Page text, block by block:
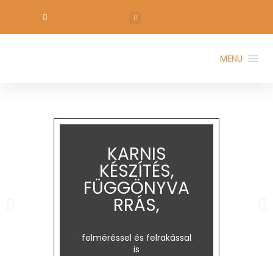
MENU
KARNIS
KÉSZÍTÉS,
FÜGGÖNYVA
RRÁS,
felméréssel és felrakással
is